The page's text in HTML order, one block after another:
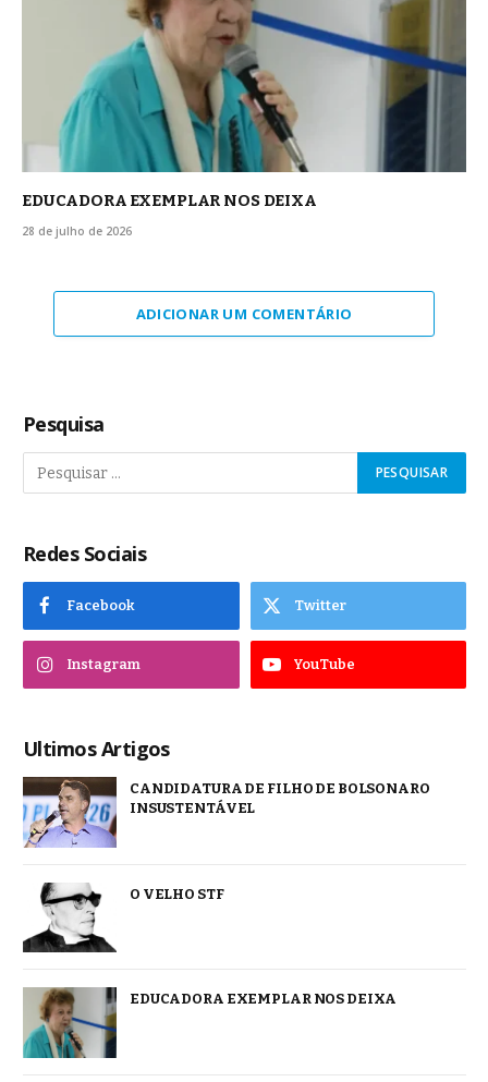
EDUCADORA EXEMPLAR NOS DEIXA
28 de julho de 2026
ADICIONAR UM COMENTÁRIO
Pesquisa
Redes Sociais
Facebook Twitter
Instagram YouTube
Ultimos Artigos
CANDIDATURA DE FILHO DE BOLSONARO
INSUSTENTÁVEL
O VELHO STF
EDUCADORA EXEMPLAR NOS DEIXA